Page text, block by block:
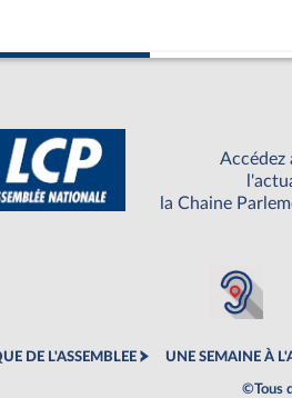
Accédez
la Chaine
DE L'ASSEMBLEE UNE SEMAINE À
©Tous